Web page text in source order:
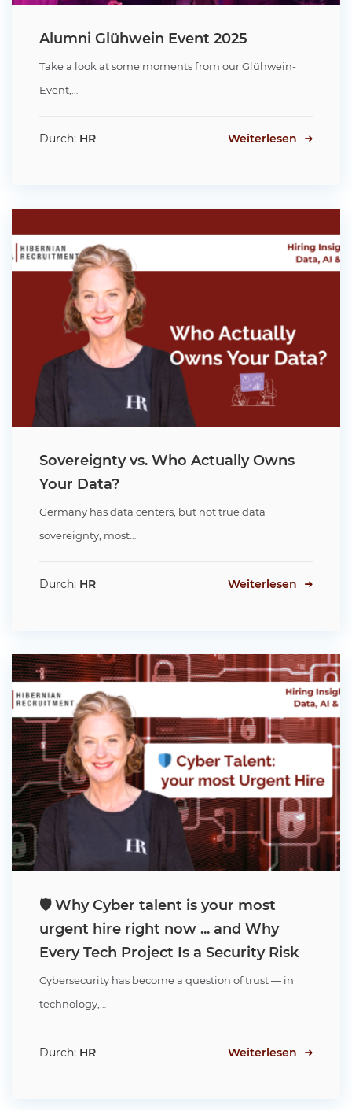
Alumni Glühwein Event 2025
Take a look at some moments from our Glühwein-
Event,…
Durch: HR Weiterlesen
Sovereignty vs. Who Actually Owns
Your Data?
Germany has data centers, but not true data
sovereignty, most…
Durch: HR Weiterlesen
🛡️ Why Cyber talent is your most
urgent hire right now ... and Why
Every Tech Project Is a Security Risk
Cybersecurity has become a question of trust — in
technology,…
Durch: HR Weiterlesen